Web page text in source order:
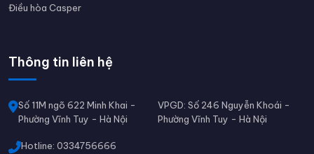
Điều hòa Casper
Thông tin liên hệ
Số 11M ngõ 622 Minh Khai -
Phường Vĩnh Tuy - Hà Nội
VPGD: Số 246 Nguyễn Khoái -
Phường Vĩnh Tuy - Hà Nội
Hotline: 0334756666